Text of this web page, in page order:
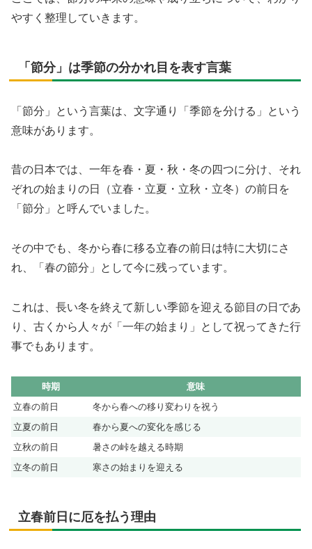
やすく整理していきます。
「節分」は季節の分かれ目を表す言葉
「節分」という言葉は、文字通り「季節を分ける」という
意味があります。
昔の日本では、一年を春・夏・秋・冬の四つに分け、それ
ぞれの始まりの日（立春・立夏・立秋・立冬）の前日を
「節分」と呼んでいました。
その中でも、冬から春に移る立春の前日は特に大切にさ
れ、「春の節分」として今に残っています。
これは、長い冬を終えて新しい季節を迎える節目の日であ
り、古くから人々が「一年の始まり」として祝ってきた行
事でもあります。
時期
意味
立春の前日
冬から春への移り変わりを祝う
立夏の前日
春から夏への変化を感じる
立秋の前日
暑さの峠を越える時期
立冬の前日
寒さの始まりを迎える
立春前日に厄を払う理由